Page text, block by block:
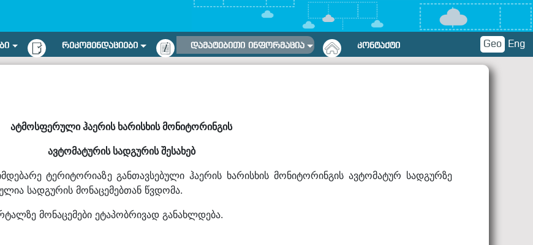
ᲠᲔᲙᲝᲛᲔᲜᲓᲐᲪᲘᲔᲑᲘ ᲓᲐᲛᲐᲢᲔᲑᲘᲗᲘ ᲘᲜᲤᲝᲠᲛᲐᲪᲘᲐ ᲙᲝᲜᲢᲐᲥᲢᲘ Geo Eng
ატმოსფერული ჰაერის ხარისხის მონიტორინგის
ავტომატურის სადგურის შესახებ
ტერიტორიაზე განთავსებული ჰაერის ხარისხის მონიტორინგის ავტომატურ სადგურზე
სადგურის მონაცემებთან წვდომა.
მონაცემები ეტაპობრივად განახლდება.